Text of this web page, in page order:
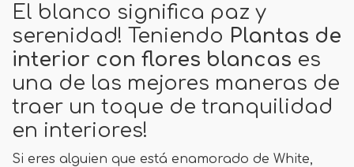
El blanco significa paz y
serenidad! Teniendo Plantas de
interior con flores blancas es
una de las mejores maneras de
traer un toque de tranquilidad
en interiores!
Si eres alguien que está enamorado de White,